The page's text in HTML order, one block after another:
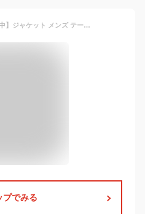
【レビューキャンペン開催中】ジャケット メンズ テーラードジャケット 春 秋 細身 カジュアル 2つボタン 春夏 秋冬 長袖 無地 軽めジャケット アウター 上着 シングルジャケット おしゃれ ビジネス ブレザー 紳士 通勤 シングル ホワイト カーキ ブラック 大きいサイズ
プでみる